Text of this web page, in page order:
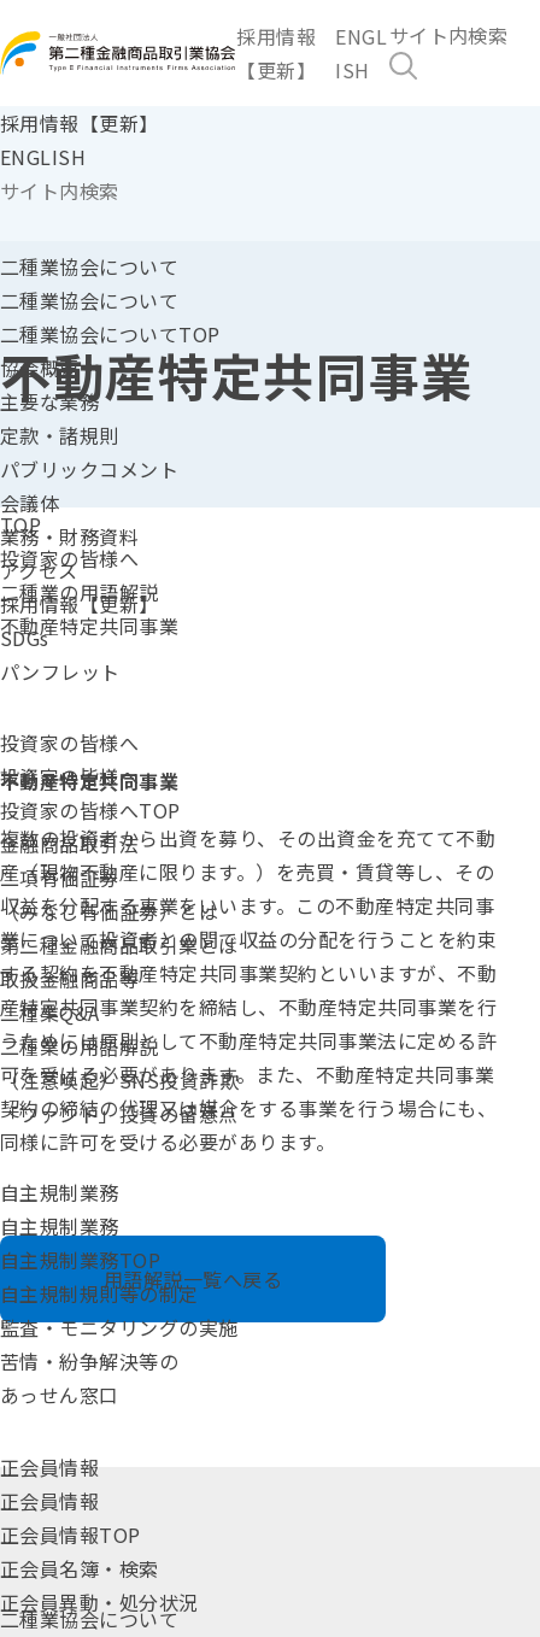
採用情報
【更新】
ENGL
ISH
採用情報【更新】
ENGLISH
二種業協会について
二種業協会について
二種業協会についてTOP
協会概要
主要な業務
定款・諸規則
パブリックコメント
会議体
業務・財務資料
アクセス
採用情報【更新】
SDGs
パンフレット
投資家の皆様へ
投資家の皆様へ
投資家の皆様へTOP
金融商品取引法
二項有価証券
（みなし有価証券）とは
第二種金融商品取引業とは
取扱金融商品等
二種業Q&A
二種業の用語解説
（注意喚起）SNS投資詐欺
「ファンド」投資の留意点
自主規制業務
自主規制業務
自主規制業務TOP
自主規制規則等の制定
監査・モニタリングの実施
苦情・紛争解決等の
あっせん窓口
正会員情報
正会員情報
正会員情報TOP
正会員名簿・検索
正会員異動・処分状況
不動産特定共同事業
TOP
投資家の皆様へ
二種業の用語解説
不動産特定共同事業
不動産特定共同事業
複数の投資者から出資を募り、その出資金を充てて不動
産（現物不動産に限ります。）を売買・賃貸等し、その
収益を分配する事業をいいます。この不動産特定共同事
業について投資者との間で収益の分配を行うことを約束
する契約を不動産特定共同事業契約といいますが、不動
産特定共同事業契約を締結し、不動産特定共同事業を行
うためには原則として不動産特定共同事業法に定める許
可を受ける必要があります。また、不動産特定共同事業
契約の締結の代理又は媒介をする事業を行う場合にも、
同様に許可を受ける必要があります。
用語解説一覧へ戻る
二種業協会について